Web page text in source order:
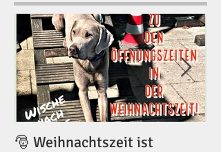
🎅 Weihnachtszeit ist